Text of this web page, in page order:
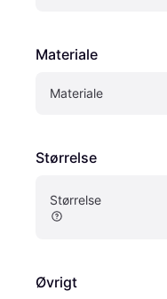
Materiale
Materiale
Størrelse
Størrelse
Øvrigt